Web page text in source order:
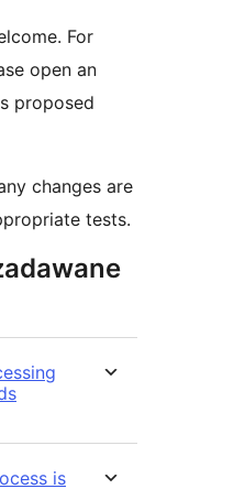
For
open an
proposed
changes are
tests.
is